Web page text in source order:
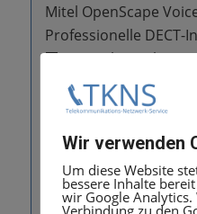
Mitel OpenScape
Professionelle DECT-
🏢 Einsatzbereiche
Industrie & Produktion
Lager & Logistik
Mobile Business-
🚀 Vorteile
Wir verwenden
Um diese Website
bessere Inhalte
wir Google Analytics.
Verbindung zu den